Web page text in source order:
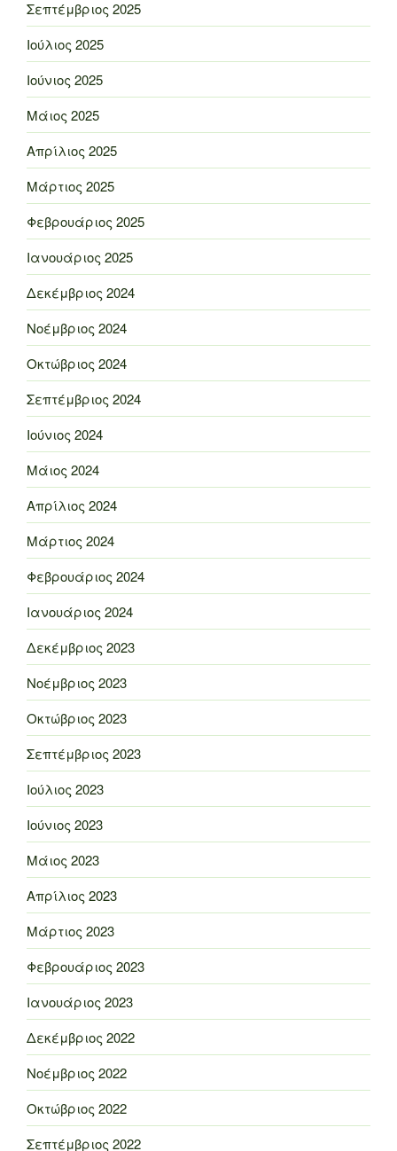
Σεπτέμβριος 2025
Ιούλιος 2025
Ιούνιος 2025
Μάιος 2025
Απρίλιος 2025
Μάρτιος 2025
Φεβρουάριος 2025
Ιανουάριος 2025
Δεκέμβριος 2024
Νοέμβριος 2024
Οκτώβριος 2024
Σεπτέμβριος 2024
Ιούνιος 2024
Μάιος 2024
Απρίλιος 2024
Μάρτιος 2024
Φεβρουάριος 2024
Ιανουάριος 2024
Δεκέμβριος 2023
Νοέμβριος 2023
Οκτώβριος 2023
Σεπτέμβριος 2023
Ιούλιος 2023
Ιούνιος 2023
Μάιος 2023
Απρίλιος 2023
Μάρτιος 2023
Φεβρουάριος 2023
Ιανουάριος 2023
Δεκέμβριος 2022
Νοέμβριος 2022
Οκτώβριος 2022
Σεπτέμβριος 2022